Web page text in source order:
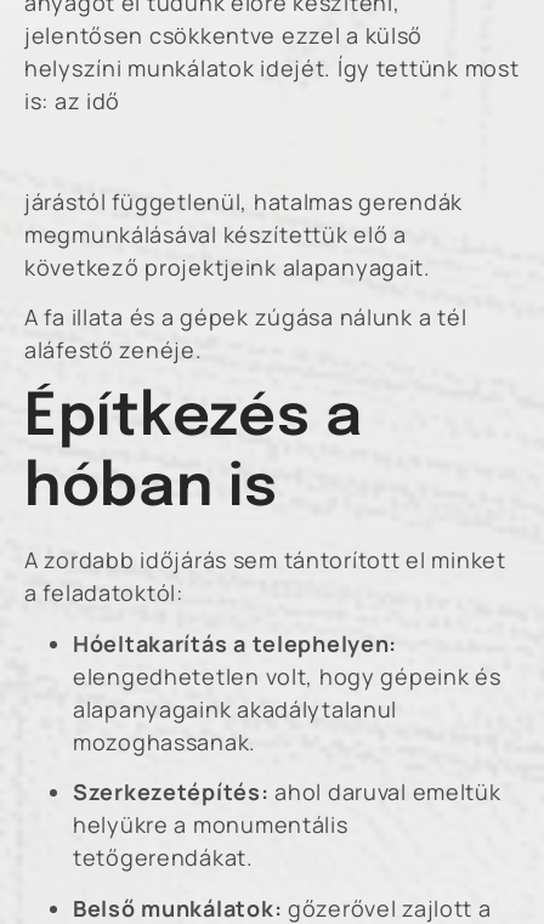
jelentősen csökkentve ezzel a külső
helyszíni munkálatok idejét. Így tettünk most
is: az idő
járástól függetlenül, hatalmas gerendák
megmunkálásával készítettük elő a
következő projektjeink alapanyagait.
A fa illata és a gépek zúgása nálunk a tél
aláfestő zenéje.
Építkezés a
hóban is
A zordabb időjárás sem tántorított el minket
a feladatoktól:
Hóeltakarítás a telephelyen:
elengedhetetlen volt, hogy gépeink és
alapanyagaink akadálytalanul
mozoghassanak.
Szerkezetépítés: ahol daruval emeltük
helyükre a monumentális
tetőgerendákat.
Belső munkálatok: gőzerővel zajlott a